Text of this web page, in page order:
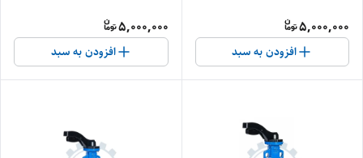
5,000,000
افزودن به سبد
5,000,000
افزودن به سبد